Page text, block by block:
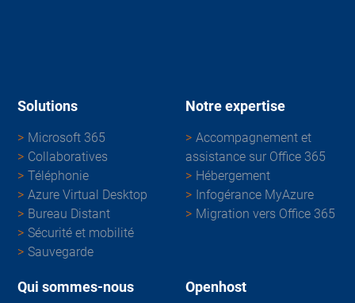
Solutions
Microsoft 365
Collaboratives
Téléphonie
Azure Virtual Desktop
Bureau Distant
Sécurité et mobilité
Sauvegarde
Notre expertise
Accompagnement et
assistance sur Office 365
Hébergement
Infogérance MyAzure
Migration vers Office 365
Qui sommes-nous Openhost